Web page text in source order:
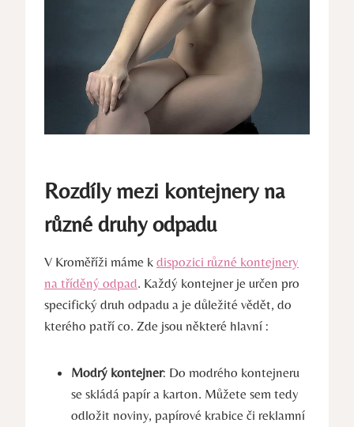
Rozdíly mezi kontejnery na
různé druhy odpadu
V Kroměříži máme k dispozici různé kontejnery
na tříděný odpad. Každý kontejner je určen pro
specifický druh odpadu a je důležité vědět, do
kterého patří co. Zde jsou některé hlavní :
Modrý kontejner: Do modrého kontejneru
se skládá papír a karton. Můžete sem tedy
odložit noviny, papírové krabice či reklamní